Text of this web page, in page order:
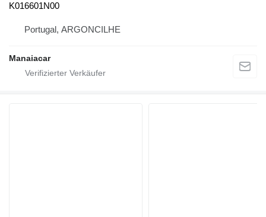
K016601N00
Portugal, ARGONCILHE
Manaiacar